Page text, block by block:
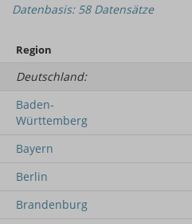
Datenbasis: 58 Datensätze
Region
Deutschland:
Baden-
Württemberg
Bayern
Berlin
Brandenburg